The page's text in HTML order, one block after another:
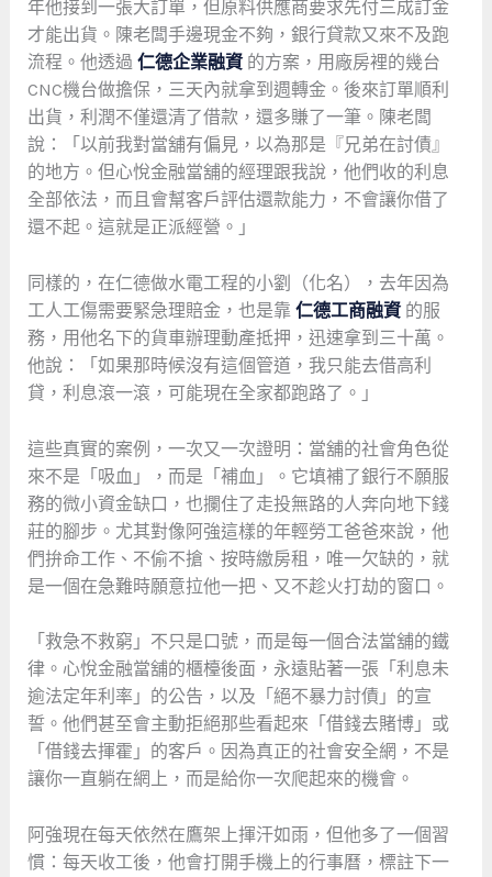
年他接到一張大訂單，但原料供應商要求先付三成訂金
才能出貨。陳老闆手邊現金不夠，銀行貸款又來不及跑
流程。他透過 仁德企業融資的方案，用廠房裡的幾台
CNC機台做擔保，三天內就拿到週轉金。後來訂單順利
出貨，利潤不僅還清了借款，還多賺了一筆。陳老闆
說：「以前我對當舖有偏見，以為那是『兄弟在討債』
的地方。但心悅金融當舖的經理跟我說，他們收的利息
全部依法，而且會幫客戶評估還款能力，不會讓你借了
還不起。這就是正派經營。」
同樣的，在仁德做水電工程的小劉（化名），去年因為
工人工傷需要緊急理賠金，也是靠 仁德工商融資的服
務，用他名下的貨車辦理動產抵押，迅速拿到三十萬。
他說：「如果那時候沒有這個管道，我只能去借高利
貸，利息滾一滾，可能現在全家都跑路了。」
這些真實的案例，一次又一次證明：當舖的社會角色從
來不是「吸血」，而是「補血」。它填補了銀行不願服
務的微小資金缺口，也攔住了走投無路的人奔向地下錢
莊的腳步。尤其對像阿強這樣的年輕勞工爸爸來說，他
們拚命工作、不偷不搶、按時繳房租，唯一欠缺的，就
是一個在急難時願意拉他一把、又不趁火打劫的窗口。
「救急不救窮」不只是口號，而是每一個合法當舖的鐵
律。心悅金融當舖的櫃檯後面，永遠貼著一張「利息未
逾法定年利率」的公告，以及「絕不暴力討債」的宣
誓。他們甚至會主動拒絕那些看起來「借錢去賭博」或
「借錢去揮霍」的客戶。因為真正的社會安全網，不是
讓你一直躺在網上，而是給你一次爬起來的機會。
阿強現在每天依然在鷹架上揮汗如雨，但他多了一個習
慣：每天收工後，他會打開手機上的行事曆，標註下一